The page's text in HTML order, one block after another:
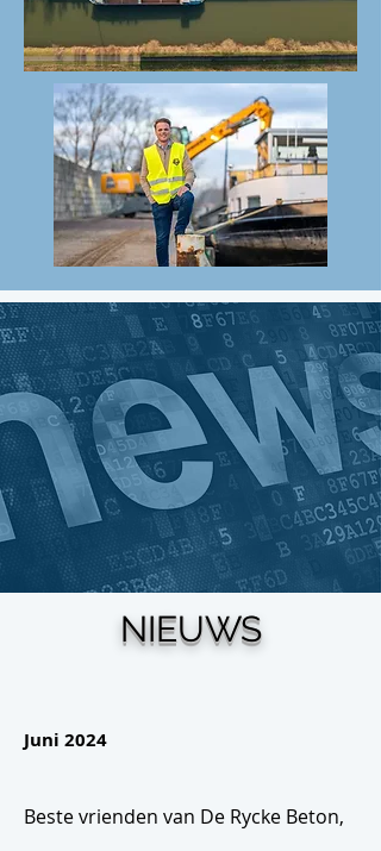
NIEUWS
Juni 2024
Beste vrienden van De Rycke Beton,